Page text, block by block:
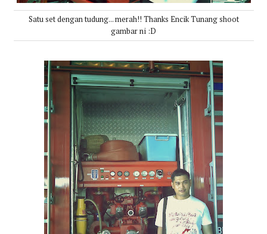
Satu set dengan tudung... merah!! Thanks Encik Tunang shoot
gambar ni :D